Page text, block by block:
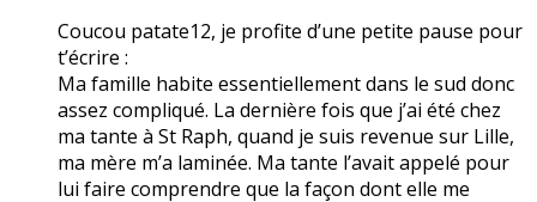
Coucou patate12, je profite d’une petite pause pour
t’écrire :
Ma famille habite essentiellement dans le sud donc
assez compliqué. La dernière fois que j’ai été chez
ma tante à St Raph, quand je suis revenue sur Lille,
ma mère m’a laminée. Ma tante l’avait appelé pour
lui faire comprendre que la façon dont elle me